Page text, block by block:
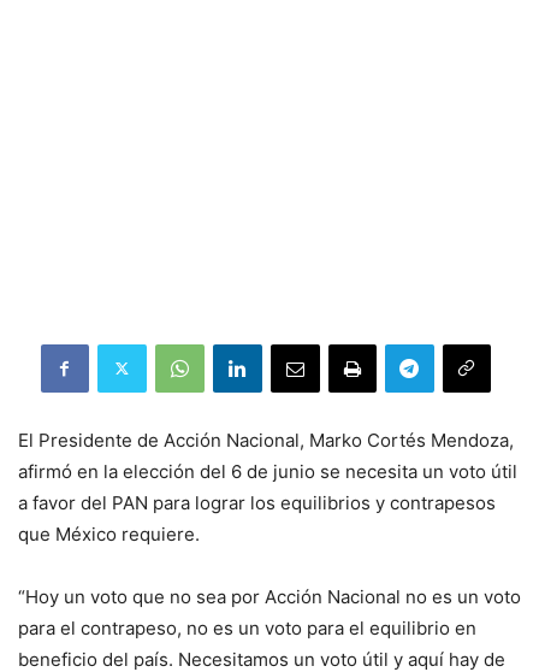
El Presidente de Acción Nacional, Marko Cortés Mendoza,
afirmó en la elección del 6 de junio se necesita un voto útil
a favor del PAN para lograr los equilibrios y contrapesos
que México requiere.
“Hoy un voto que no sea por Acción Nacional no es un voto
para el contrapeso, no es un voto para el equilibrio en
beneficio del país. Necesitamos un voto útil y aquí hay de